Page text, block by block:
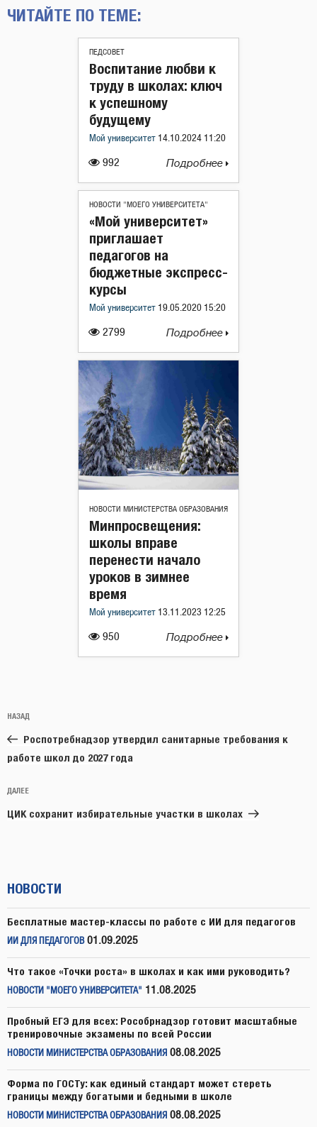
ЧИТАЙТЕ ПО ТЕМЕ:
ПЕДСОВЕТ
992
Воспитание любви к
труду в школах: ключ
к успешному
будущему
Мой университет 14.10.2024 11:20
Подробнее
НОВОСТИ "МОЕГО УНИВЕРСИТЕТА"
2799
«Мой университет»
приглашает
педагогов на
бюджетные экспресс-
курсы
Мой университет 19.05.2020 15:20
Подробнее
НОВОСТИ МИНИСТЕРСТВА ОБРАЗОВАНИЯ
950
Минпросвещения:
школы вправе
перенести начало
уроков в зимнее
время
Мой университет 13.11.2023 12:25
Подробнее
по
записям
Предыдущая
запись:
НАЗАД
Роспотребнадзор утвердил санитарные требования к
работе школ до 2027 года
Следующая
запись
ДАЛЕЕ
ЦИК сохранит избирательные участки в школах
НОВОСТИ
Бесплатные мастер-классы по работе с ИИ для педагогов
ИИ ДЛЯ ПЕДАГОГОВ 01.09.2025
Что такое «Точки роста» в школах и как ими руководить?
НОВОСТИ "МОЕГО УНИВЕРСИТЕТА" 11.08.2025
Пробный ЕГЭ для всех: Рособрнадзор готовит масштабные
тренировочные экзамены по всей России
НОВОСТИ МИНИСТЕРСТВА ОБРАЗОВАНИЯ 08.08.2025
Форма по ГОСТу: как единый стандарт может стереть
границы между богатыми и бедными в школе
НОВОСТИ МИНИСТЕРСТВА ОБРАЗОВАНИЯ 08.08.2025